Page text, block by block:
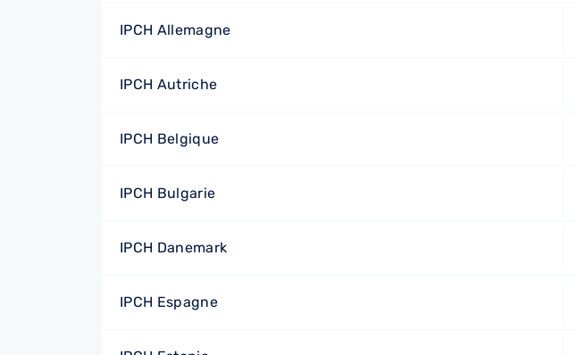
IPCH Allemagne
IPCH Autriche
IPCH Belgique
IPCH Bulgarie
IPCH Danemark
IPCH Espagne